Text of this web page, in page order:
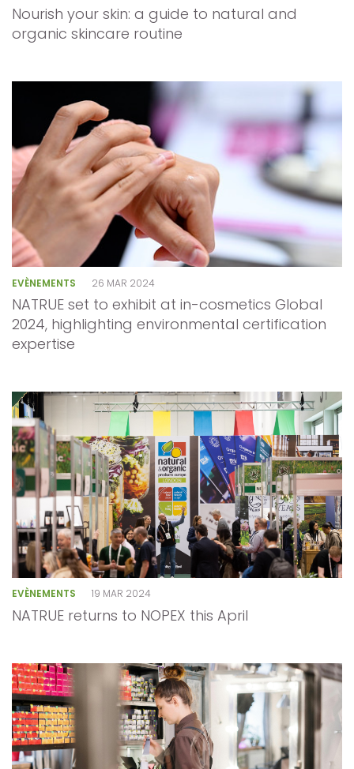
Nourish your skin: a guide to natural and
organic skincare routine
EVÈNEMENTS 26 MAR 2024
NATRUE set to exhibit at in-cosmetics Global
2024, highlighting environmental certification
expertise
EVÈNEMENTS 19 MAR 2024
NATRUE returns to NOPEX this April